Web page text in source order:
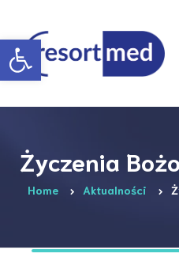
Otwórz pasek narzędzi
Życzenia
Home Aktualności